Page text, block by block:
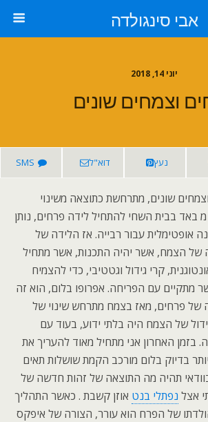
אבי סינגולדה
יוני 14, 2018
וצמחים שונים
נעץ דוא"ל SMS
שונים, מתרחשת כתוצאה משינוי
מ באד בבית השחי להתחיל לידה פרחים, נותן
אופטימלית עבור רבייה. אז הלידה של
של הצמח, אשר יהיה התכנות, אשר מתחיל
קרי גידול וגטטיבי, כדי להצמיח
עם הפריחה. אפרופו בלום, הוא זה
של פרחים, מאז בצמח מתרחש שינוי של
של הצמח היה בלתי ידוע, בעוד עם
בזמן האחרון אני מתחיל מאוד להעריך את
בדיוק בלום מורכב הקמת שושלות תאים
תהיה מה התוצאה של זהות חדשה של
אצל נפתלי בנט אוזן קשבת . כאשר התהליך
של הפרח הוא עורר, הצורה של איפקס